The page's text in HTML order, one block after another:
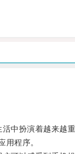
中扮演着越来越重
程序。